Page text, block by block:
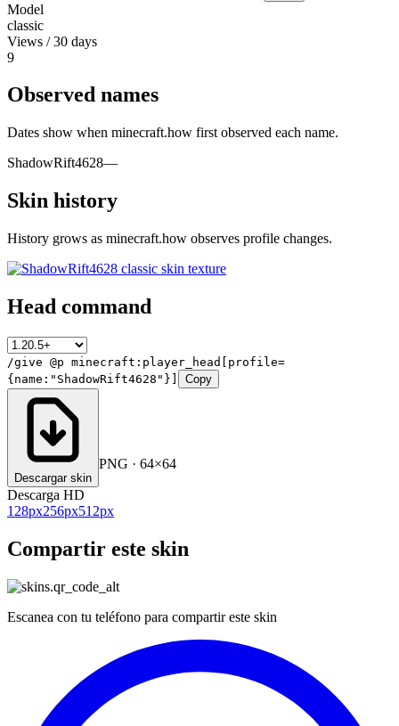
Model
classic
Views / 30 days
9
Observed names
Dates show when minecraft.how first observed each name.
ShadowRift4628—
Skin history
History grows as minecraft.how observes profile changes.
Head command
/give @p minecraft:player_head[profile=
{name:"ShadowRift4628"}]
Copy
Descargar skin
PNG · 64×64
Descarga HD
128px256px512px
Compartir este skin
Escanea con tu teléfono para compartir este skin